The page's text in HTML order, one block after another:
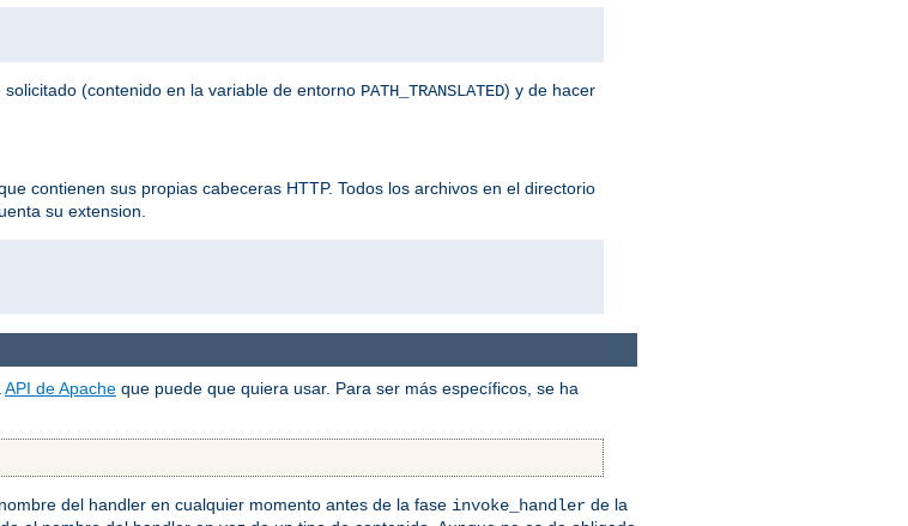
(contenido en la variable de entorno PATH_TRANSLATED) y de hacer
contienen sus propias cabeceras HTTP. Todos los archivos en el directorio
su extension.
API de Apache que puede que quiera usar. Para ser más específicos, se ha
del handler en cualquier momento antes de la fase invoke_handler de la